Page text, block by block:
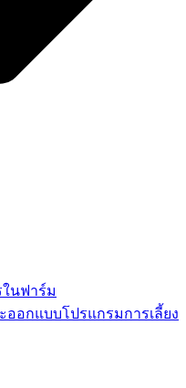
ในฟาร์ม
อกแบบโปรแกรมการเลี้ยง